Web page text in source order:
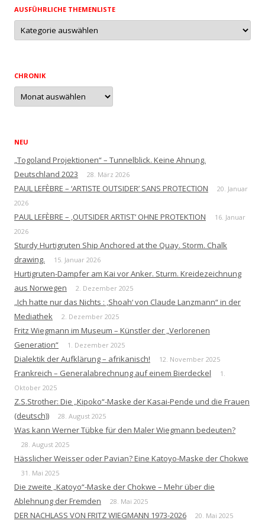
AUSFÜHRLICHE THEMENLISTE
Ausführliche
Themenliste
CHRONIK
Chronik
NEU
„Togoland Projektionen“ – Tunnelblick. Keine Ahnung.
Deutschland 2023
28. März 2026
PAUL LEFÈBRE – ‘ARTISTE OUTSIDER’ SANS PROTECTION
20. Januar
2026
PAUL LEFÈBRE – ‚OUTSIDER ARTIST‘ OHNE PROTEKTION
16. Januar
2026
Sturdy Hurtigruten Ship Anchored at the Quay. Storm. Chalk
drawing.
15. Januar 2026
Hurtigruten-Dampfer am Kai vor Anker. Sturm. Kreidezeichnung
aus Norwegen
2. Dezember 2025
„Ich hatte nur das Nichts : ‚Shoah‘ von Claude Lanzmann“ in der
Mediathek
2. Dezember 2025
Fritz Wiegmann im Museum – Künstler der „Verlorenen
Generation“
1. Dezember 2025
Dialektik der Aufklärung – afrikanisch! 12. November 2025
Frankreich – Generalabrechnung auf einem Bierdeckel
1.
Oktober 2025
Z.S.Strother: Die „Kipoko“-Maske der Kasai-Pende und die Frauen
(deutsch))
28. August 2025
Was kann Werner Tübke für den Maler Wiegmann bedeuten?
28. August 2025
Hässlicher Weisser oder Pavian? Eine Katoyo-Maske der Chokwe
31. Mai 2025
Die zweite „Katoyo“-Maske der Chokwe – Mehr über die
Ablehnung der Fremden
28. Mai 2025
DER NACHLASS VON FRITZ WIEGMANN 1973-2026 20. Mai 2025